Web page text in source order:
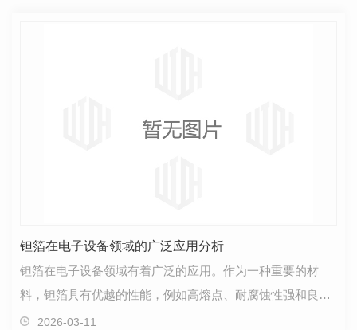
钽箔在电子设备领域的广泛应用分析
钽箔在电子设备领域有着广泛的应用。作为一种重要的材
料，钽箔具有优越的性能，例如高熔点、耐腐蚀性强和良好
的导电性能。这些特点使得钽箔成为许多电子产品中不可…
2026-03-11